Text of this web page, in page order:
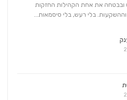
ובבטחה את אחת הקהילות החזקות
בלי רעש, בלי סיסמאות…